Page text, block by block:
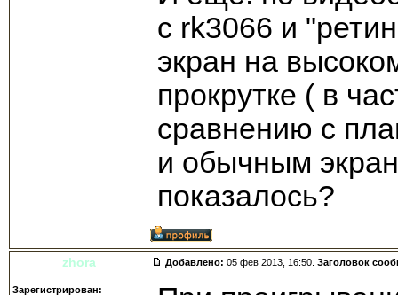
с rk3066 и
экран на
прокрутке ( в
сравнению с
и обычным
показалось?
zhora Добавлено: 05 фев 2013, 16:50. Заголовок
Зарегистрирован: